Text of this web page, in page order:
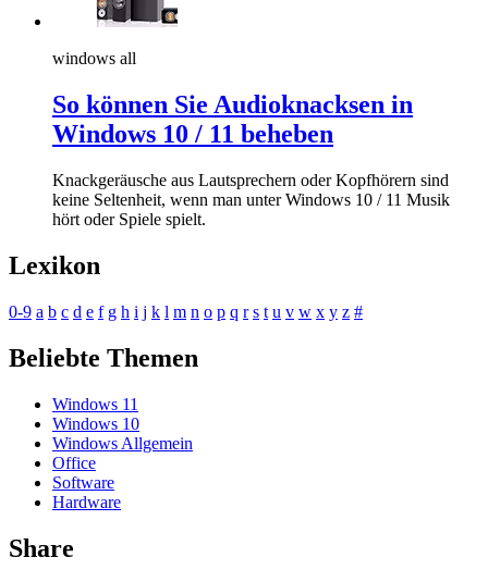
windows all
So können Sie Audioknacksen in
Windows 10 / 11 beheben
Knackgeräusche aus Lautsprechern oder Kopfhörern sind
keine Seltenheit, wenn man unter Windows 10 / 11 Musik
hört oder Spiele spielt.
Lexikon
0-9 a b c d e f g h i j k l m n o p q r s t u v w x y z #
Beliebte Themen
Windows 11
Windows 10
Windows Allgemein
Office
Software
Hardware
Share